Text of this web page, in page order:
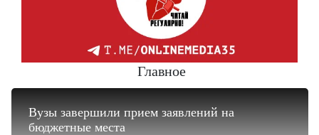
Главное
Вузы завершили прием заявлений на
бюджетные места